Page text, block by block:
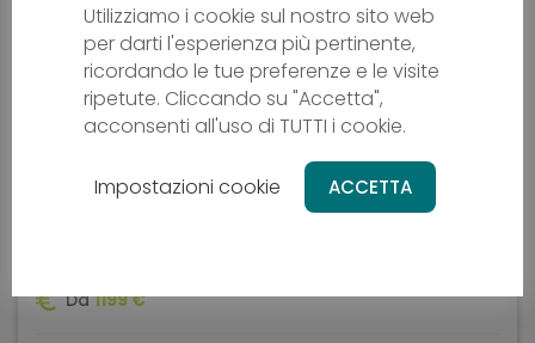
Sci di fondo nelle Dolomiti
Da1199 €
Utilizziamo i cookie sul nostro sito web
per darti l'esperienza più pertinente,
ricordando le tue preferenze e le visite
ripetute. Cliccando su "Accetta",
acconsenti all'uso di TUTTI i cookie.
Impostazioni cookie ACCETTA